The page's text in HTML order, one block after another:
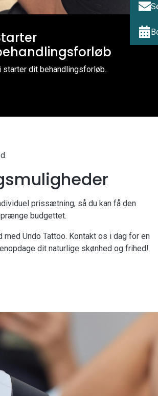
starter dit behandlingsforløb.
prissætning, så du kan få den
budgettet.
Undo Tattoo. Kontakt os i dag for en
dit naturlige skønhed og frihed!